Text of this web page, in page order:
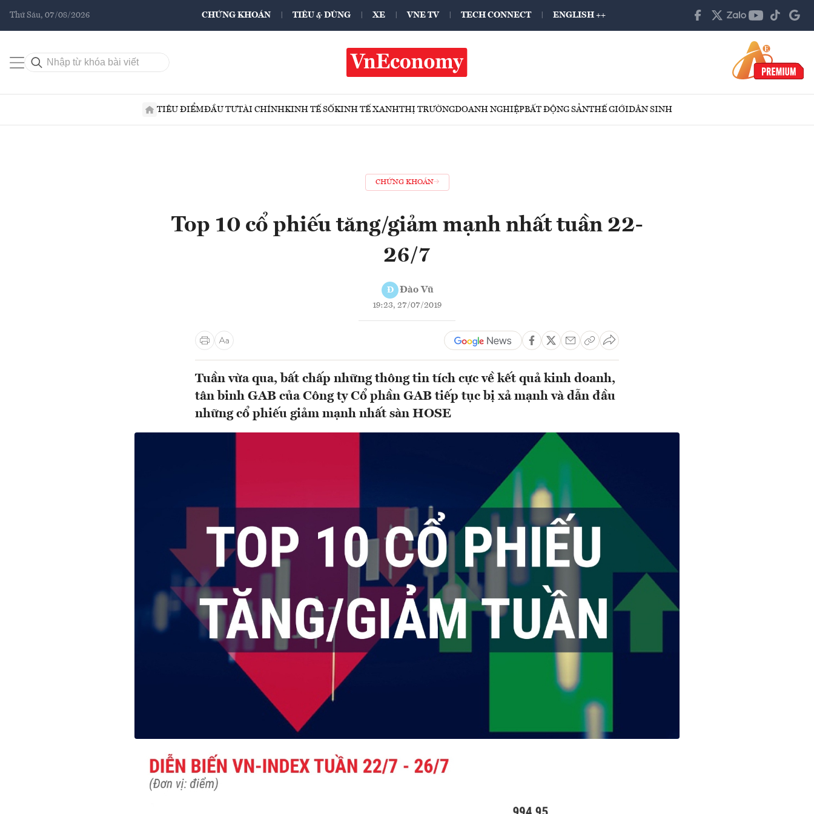
Thứ Sáu, 07/08/2026 CHỨNG KHOÁN TIÊU & DÙNG XE VNE TV TECH CONNECT ENGLISH ++
TIÊU ĐIỂMĐẦU TƯTÀI CHÍNHKINH TẾ SỐKINH TẾ XANHTHỊ TRƯỜNGDOANH NGHIỆPBẤT ĐỘNG SẢNTHẾ GIỚIDÂN SINH
CHỨNG KHOÁN
Top 10 cổ phiếu tăng/giảm mạnh nhất tuần 22-
26/7
Đ Đào Vũ
19:23, 27/07/2019
Tuần vừa qua, bất chấp những thông tin tích cực về kết quả kinh doanh,
tân binh GAB của Công ty Cổ phần GAB tiếp tục bị xả mạnh và dẫn đầu
những cổ phiếu giảm mạnh nhất sàn HOSE